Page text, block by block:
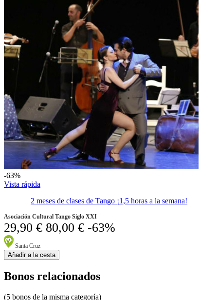
-63%
Vista rápida
2 meses de clases de Tango ¡1,5 horas a la semana!
Asociación Cultural Tango Siglo XXI
29,90 € 80,00 € -63%
Santa Cruz
Añadir a la cesta
Bonos relacionados
(5 bonos de la misma categoría)